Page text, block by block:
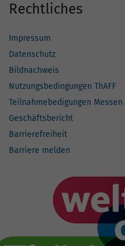
Rechtliches
Impressum
Datenschutz
Bildnachweis
Nutzungsbedingungen ThAFF
Teilnahmebedigungen Messen
Geschäftsbericht
Barrierefreiheit
Barriere melden